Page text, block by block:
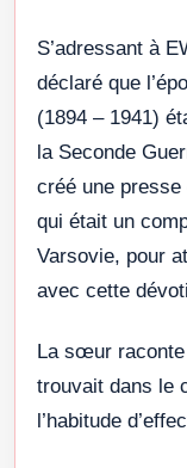
S’adressant à
déclaré que
(1894 – 1941)
la Seconde
créé une presse
qui était un
Varsovie, pour
avec cette
La sœur raconte
trouvait dans le
l’habitude